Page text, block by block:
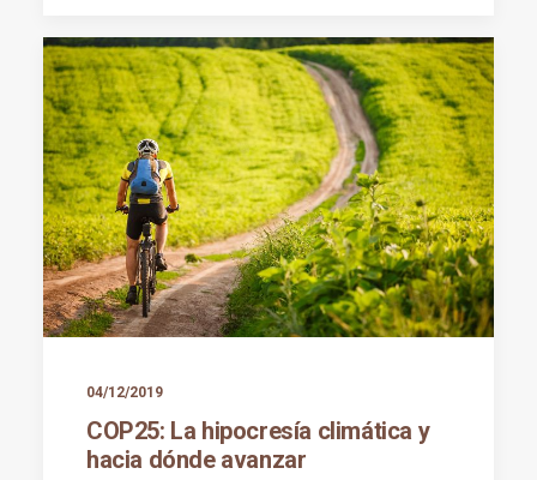
04/12/2019
COP25: La hipocresía climática y
hacia dónde avanzar